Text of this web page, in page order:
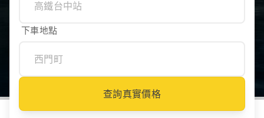
下車地點
查詢真實價格